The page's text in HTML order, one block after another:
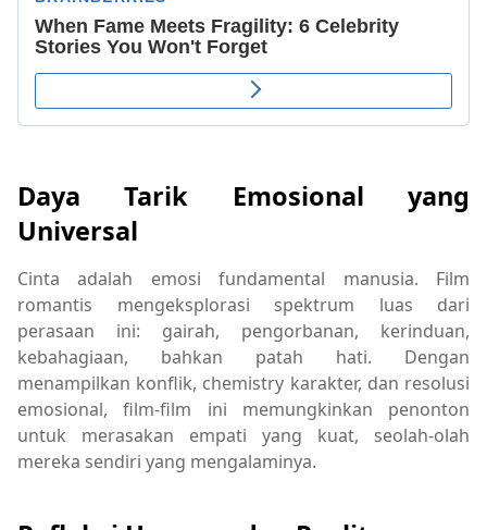
Daya Tarik Emosional yang
Universal
Cinta adalah emosi fundamental manusia. Film
romantis mengeksplorasi spektrum luas dari
perasaan ini: gairah, pengorbanan, kerinduan,
kebahagiaan, bahkan patah hati. Dengan
menampilkan konflik, chemistry karakter, dan resolusi
emosional, film-film ini memungkinkan penonton
untuk merasakan empati yang kuat, seolah-olah
mereka sendiri yang mengalaminya.